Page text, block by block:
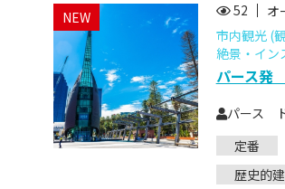
NEW 52
オ
市内観光 (
絶景・イン
パース発
パース
定番
歴史的